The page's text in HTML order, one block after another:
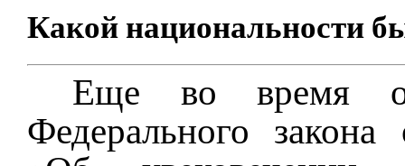
Какой национальности
Еще во время
Федерального